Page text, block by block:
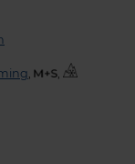
, ,